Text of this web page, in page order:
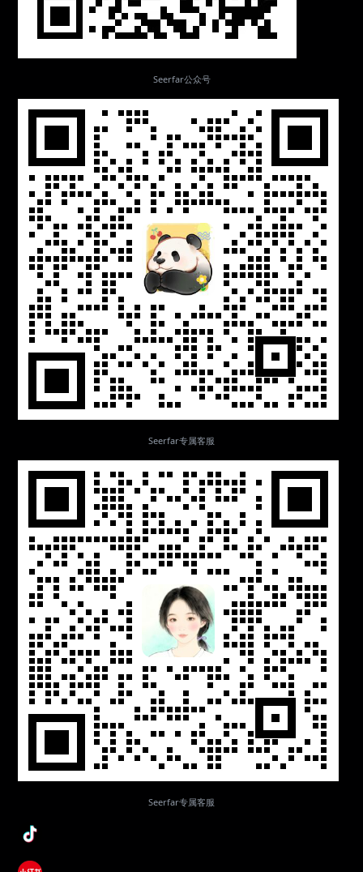
Seerfar公众号
Seerfar专属客服
Seerfar专属客服